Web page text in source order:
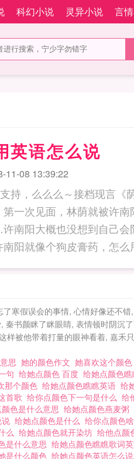
科幻小说 灵异小说 言
英语怎么说
11-08 13:39:22
持，么么么～接档现言《
一次见面，林荫就被许
南阳大概也没想到自己会
阳就像个狗皮膏药，怎么
车大厅，他被嘉禾的“求
审视着嘉禾，性感的薄
摇摆了一瞬，马上狗腿地
说出来好吗？***大概秦
猬圈在自己的领地里养
能逃开他的魔爪，直接
场：秦书颜像只可怜的大
靠在门框上，扬了扬下巴
弯曲……秦书颜：“……”宝
寒假误会的事情, 心情好像还
书颜眯了眯眼睛, 表情顿时阴沉
样被他带着打量的眼神看着, 嘉
思 她的颜色作文 她喜欢这个颜色
句 给她点颜色 百度 给她点颜色瞧
那个颜色 给她点颜色瞧瞧英语 给
首歌 给你点颜色下一句是什么 给
色是什么意思 给她点颜色燕麦粥
给她点颜色是什么 给你点颜色
么 给她点颜色就开染坊 给他点颜
是什么意思 给她点颜色瞧瞧歌词
是什么颜色 给她点颜色英语怎么说